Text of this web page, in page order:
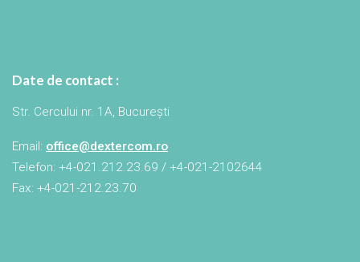
Date de contact :
Str. Cercului nr. 1A, București
Email: office@dextercom.ro
Telefon: +4-021.212.23.69 / +4-021-2102644
Fax: +4-021-212.23.70